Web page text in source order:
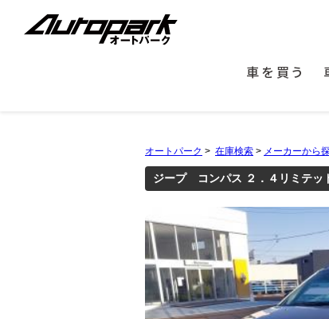
車を買う
オートパーク > 在庫検索 > メーカーから
ジープ コンパス ２．４リミテ